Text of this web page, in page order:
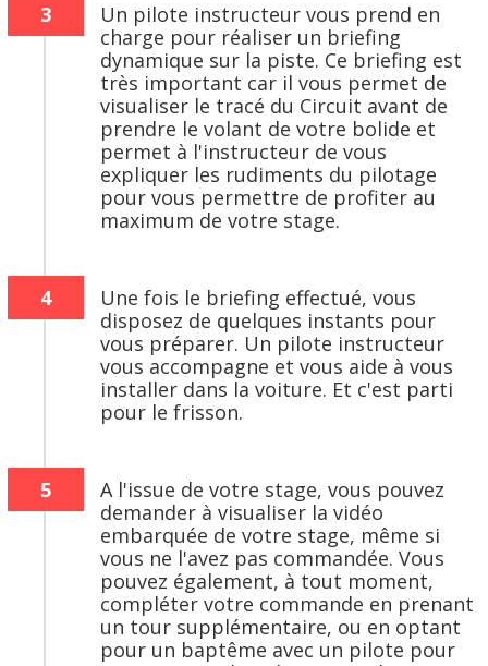
3
Un pilote instructeur vous prend en
charge pour réaliser un briefing
dynamique sur la piste. Ce briefing est
très important car il vous permet de
visualiser le tracé du Circuit avant de
prendre le volant de votre bolide et
permet à l'instructeur de vous
expliquer les rudiments du pilotage
pour vous permettre de profiter au
maximum de votre stage.
4
Une fois le briefing effectué, vous
disposez de quelques instants pour
vous préparer. Un pilote instructeur
vous accompagne et vous aide à vous
installer dans la voiture. Et c'est parti
pour le frisson.
5
A l'issue de votre stage, vous pouvez
demander à visualiser la vidéo
embarquée de votre stage, même si
vous ne l'avez pas commandée. Vous
pouvez également, à tout moment,
compléter votre commande en prenant
un tour supplémentaire, ou en optant
pour un baptême avec un pilote pour